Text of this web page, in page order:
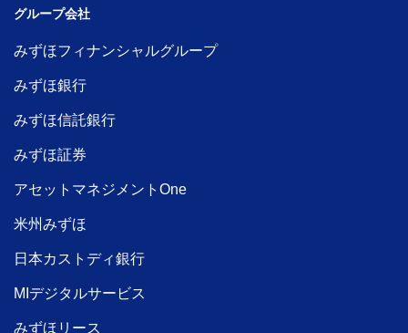
グループ会社
みずほフィナンシャルグループ
みずほ銀行
みずほ信託銀行
みずほ証券
アセットマネジメントOne
米州みずほ
日本カストディ銀行
MIデジタルサービス
みずほリース